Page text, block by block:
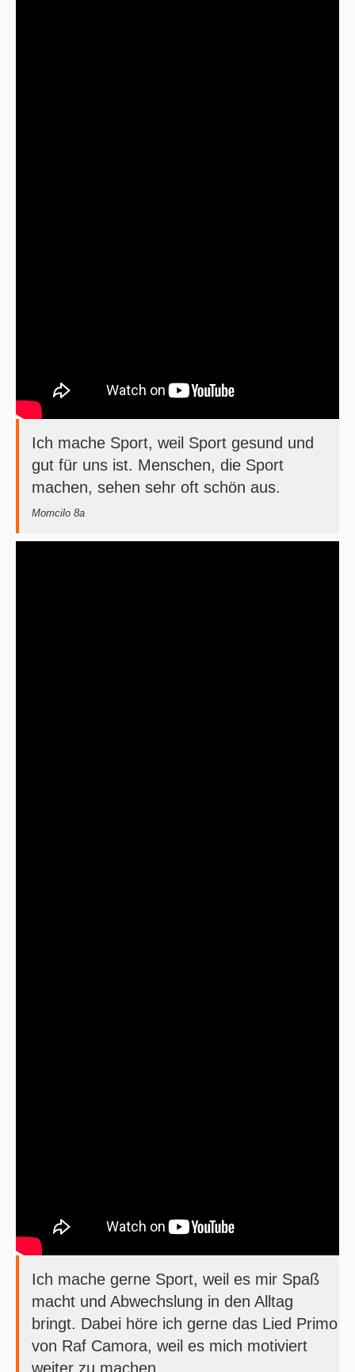
Ich mache Sport, weil Sport gesund und
gut für uns ist. Menschen, die Sport
machen, sehen sehr oft schön aus.
Momcilo 8a
Ich mache gerne Sport, weil es mir Spaß
macht und Abwechslung in den Alltag
bringt. Dabei höre ich gerne das Lied Primo
von Raf Camora, weil es mich motiviert
weiter zu machen.